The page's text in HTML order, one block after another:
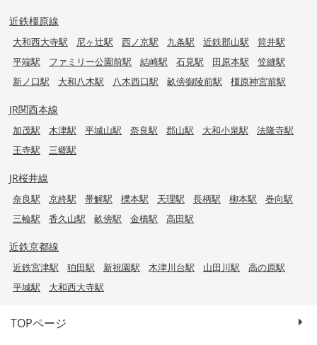
近鉄橿原線
大和西大寺駅 尼ヶ辻駅 西ノ京駅 九条駅 近鉄郡山駅
筒井駅
平端駅
ファミリー公園前駅 結崎駅 石見駅 田原本駅
笠縫駅
新ノ口駅
大和八木駅 八木西口駅 畝傍御陵前駅 橿原神宮前駅
JR関西本線
加茂駅 木津駅 平城山駅 奈良駅 郡山駅 大和小泉駅
法隆寺駅
王寺駅
三郷駅
JR桜井線
奈良駅 京終駅 帯解駅 櫟本駅 天理駅 長柄駅 柳本駅
巻向駅
三輪駅
香久山駅 畝傍駅 金橋駅 高田駅
近鉄京都線
近鉄宮津駅 狛田駅 新祝園駅 木津川台駅 山田川駅
高の原駅
平城駅
大和西大寺駅
TOPページ